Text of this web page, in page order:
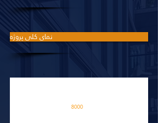
نمای کلی پروژه
8000